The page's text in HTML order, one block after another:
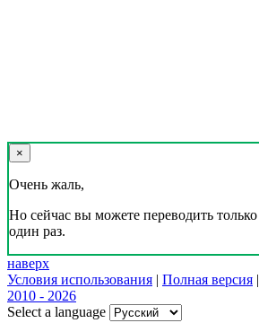
×
Очень жаль,
Но сейчас вы можете переводить только
один раз.
наверх
Условия использования | Полная версия |
2010 - 2026
Select a language